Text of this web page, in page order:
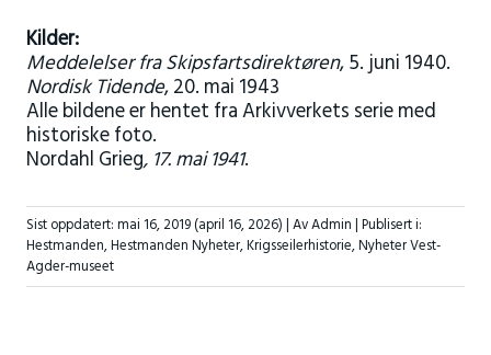
Kilder:
Meddelelser fra Skipsfartsdirektøren, 5. juni 1940.
Nordisk Tidende, 20. mai 1943
Alle bildene er hentet fra Arkivverkets serie med
historiske foto.
Nordahl Grieg, 17. mai 1941.
Sist oppdatert:mai 16, 2019(april 16, 2026)| Av Admin |Publisert i:
Hestmanden,Hestmanden Nyheter,Krigsseilerhistorie,Nyheter Vest-
Agder-museet